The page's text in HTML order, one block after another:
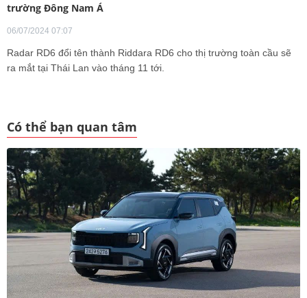
trường Đông Nam Á
06/07/2024 07:07
Radar RD6 đổi tên thành Riddara RD6 cho thị trường toàn cầu sẽ
ra mắt tại Thái Lan vào tháng 11 tới.
Có thể bạn quan tâm